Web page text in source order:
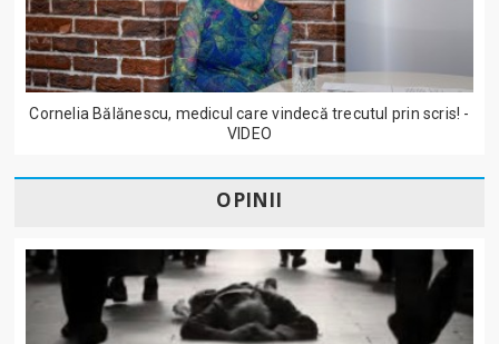
Cornelia Bălănescu, medicul care vindecă trecutul prin scris! -
VIDEO
OPINII